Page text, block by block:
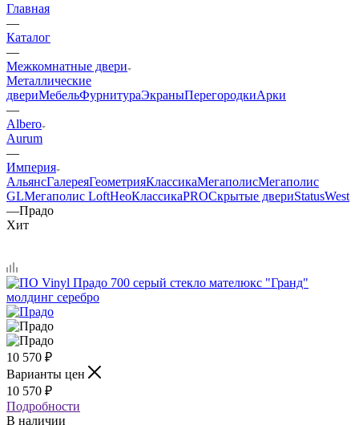
Главная
—
Каталог
—
Межкомнатные двери
Металлические
двериМебельФурнитураЭкраныПерегородкиАрки
—
Albero
Aurum
—
Империя
АльянсГалереяГеометрияКлассикаМегаполисМегаполис
GLМегаполис LoftНеоКлассикаPROСкрытые двериStatusWest
—Прадо
Хит
10 570 ₽
Варианты цен
10 570 ₽
Подробности
В наличии